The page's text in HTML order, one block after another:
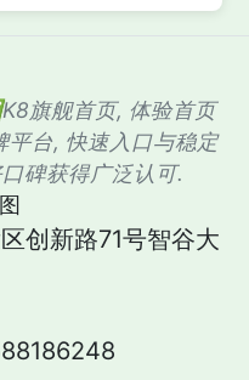
旗舰首页, 体验首页
平台, 快速入口与稳定
碑获得广泛认可.
创新路71号智谷大